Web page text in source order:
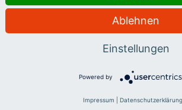
weiß
in allen Volkswirtschaften der Welt.
ist die Qualität der Bildung
im Zentrum des
bildet" sind gerade im
Ablehnen
Einstellungen
Powered by
Impressum Datenschutzerklärung